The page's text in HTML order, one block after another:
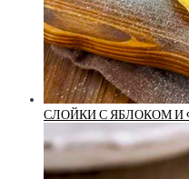
СЛОЙКИ С ЯБЛОКОМ